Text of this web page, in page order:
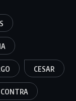
CESAR
CONTRA